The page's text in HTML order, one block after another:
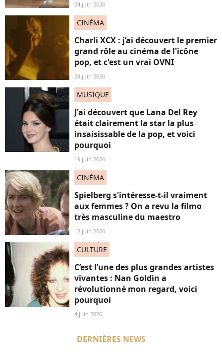
24 juin 2026
CINÉMA
Charli XCX : j’ai découvert le premier
grand rôle au cinéma de l'icône
pop, et c'est un vrai OVNI
23 juin 2026
MUSIQUE
J'ai découvert que Lana Del Rey
était clairement la star la plus
insaisissable de la pop, et voici
pourquoi
19 juin 2026
CINÉMA
Spielberg s'intéresse-t-il vraiment
aux femmes ? On a revu la filmo
très masculine du maestro
12 juin 2026
CULTURE
C’est l’une des plus grandes artistes
vivantes : Nan Goldin a
révolutionné mon regard, voici
pourquoi
4 juin 2026
DERNIÈRES NEWS